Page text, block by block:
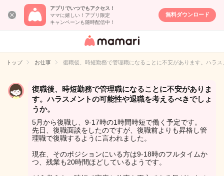
アプリでいつでもアクセス！
ママに嬉しい！アプリ限定
キャンペーンも随時配信中！
無料ダウンロード
女性専用匿名QA
イト
トップ お仕事 復職後、時短勤務で管理職になることに不安があります。ハラ
復職後、時短勤務で管理職になることに不安がありま
す。ハラスメントの可能性や退職を考えるべきでしょ
うか。
5月から復職し、9-17時の1時間時短で働く予定です。
先日、復職面談をしたのですが、復職前よりも昇格し管
理職で復職するように言われました。
現在、そのポジションにいる方は9-18時のフルタイムか
つ、残業も20時間ほどしているようです。